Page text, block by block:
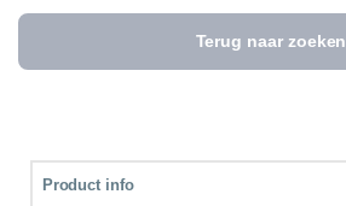
Terug naar zoeken
Product info